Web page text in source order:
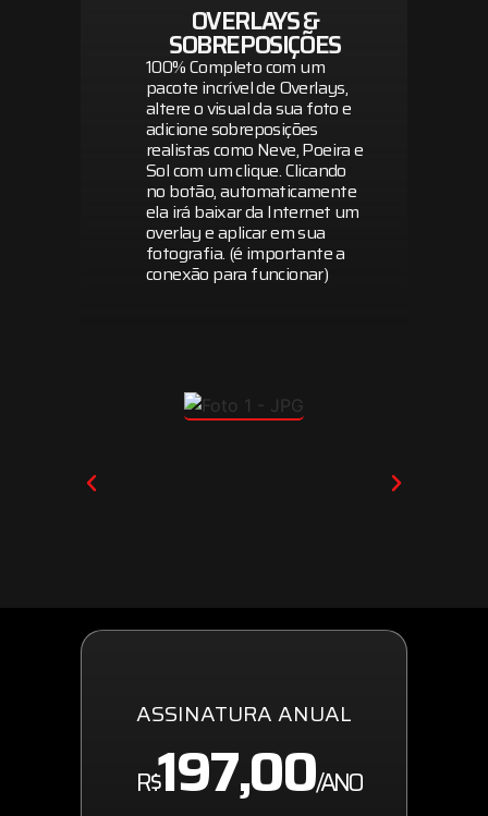
OVERLAYS &
SOBREPOSIÇÕES
100% Completo com um
pacote incrível de Overlays,
altere o visual da sua foto e
adicione sobreposições
realistas como Neve, Poeira e
Sol com um clique. Clicando
no botão, automaticamente
ela irá baixar da Internet um
overlay e aplicar em sua
fotografia. (é importante a
conexão para funcionar)
ASSINATURA ANUAL
R$197,00/ANO